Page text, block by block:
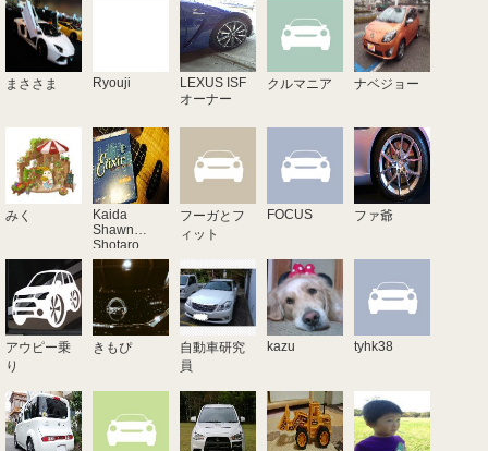
まささま Ryouji
LEXUS ISF
オーナー
クルマニア ナベジョー
みく
Kaida
Shawn
Shotaro
フーガとフ
ィット
FOCUS ファ爺
アウピー乗
り
きもぴ
自動車研究
員
kazu tyhk38